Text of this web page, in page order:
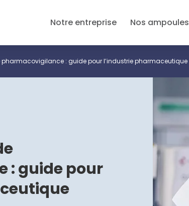
Notre entreprise Nos ampoules
: guide pour l’industrie pharmaceutique
: guide pour